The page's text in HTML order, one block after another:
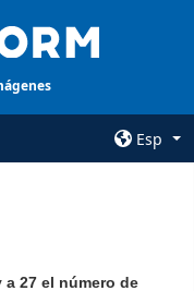
Esp
sobre la agencia
27 el número de